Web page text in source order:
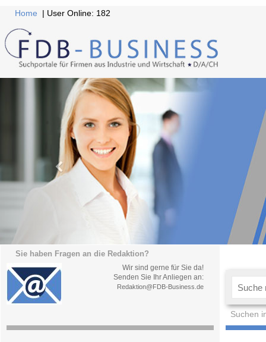
Home | User Online: 182
Sie haben Fragen an die Redaktion?
Wir sind gerne für Sie da!
Senden Sie Ihr Anliegen an:
Redaktion@FDB-Business.de
Suchen